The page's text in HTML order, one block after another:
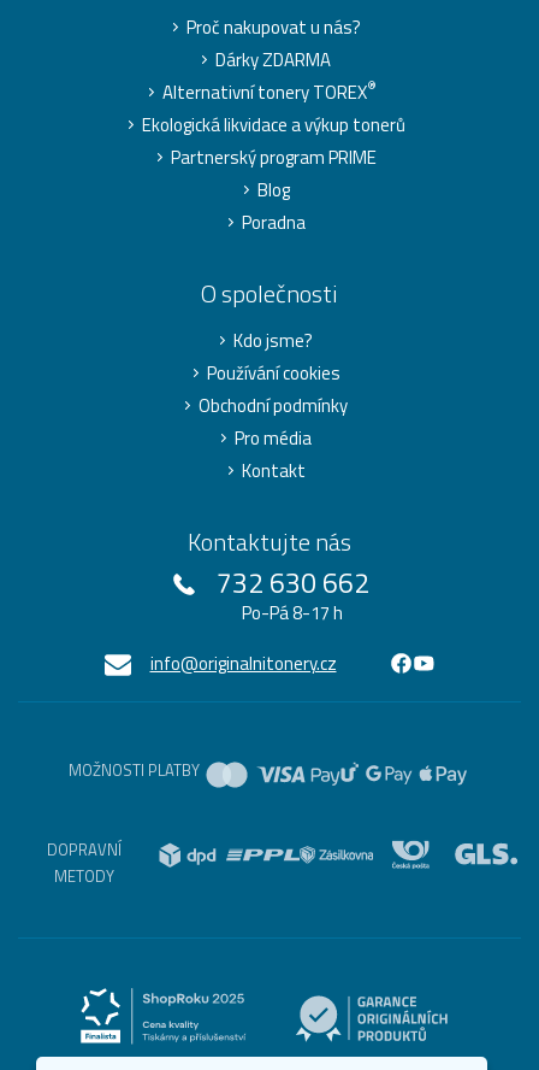
Proč nakupovat u nás?
Dárky ZDARMA
Alternativní tonery TOREX®
Ekologická likvidace a výkup tonerů
Partnerský program PRIME
Blog
Poradna
O společnosti
Kdo jsme?
Používání cookies
Obchodní podmínky
Pro média
Kontakt
Kontaktujte nás
732 630 662
Po-Pá 8-17 h
info@originalnitonery.cz
MOŽNOSTI PLATBY
DOPRAVNÍ
METODY